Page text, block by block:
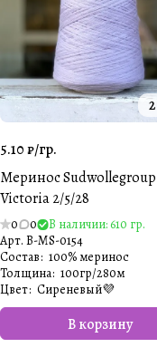
5.10 ₽/гр.
Меринос
Victoria 2/5/28
0 0
В наличии: 610 гр.
Арт. B-MS-0154
В корзину
Состав: 100% меринос
Толщина: 100гр/280м
Цвет: Сиреневый💜